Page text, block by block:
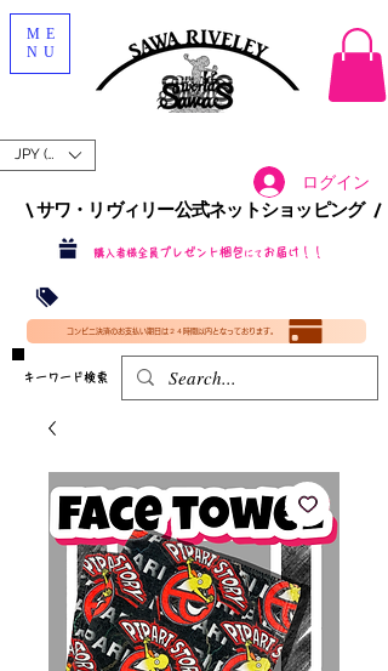
JPY (¥)
ログイン
\ サワ・リヴィリー公式ネットショッピング /​
購入者様全員 プレゼント梱包 にて お届け！！
​(35000円（税込）未満のご購入は全国送料890円（沖縄・北海道除く）（梱包手数料込み）
コンビニ決済のお支払い期日は２４時間以内となっております。
​キーワード検索
ME
NU